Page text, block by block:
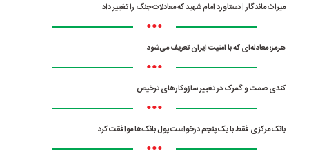
میراث ماندگار | دستاورد امام شهید که معادلات جنگ را تغییر داد
•••
هرمز؛ معادله‌ای که با امنیت ایران تعریف می‌شود
•••
کندی صمت و گمرک در تغییر سازوکارهای ترخیص
•••
بانک مرکزی فقط با یک‌ پنجم درخواست پول بانک‌ها موافقت کرد
•••